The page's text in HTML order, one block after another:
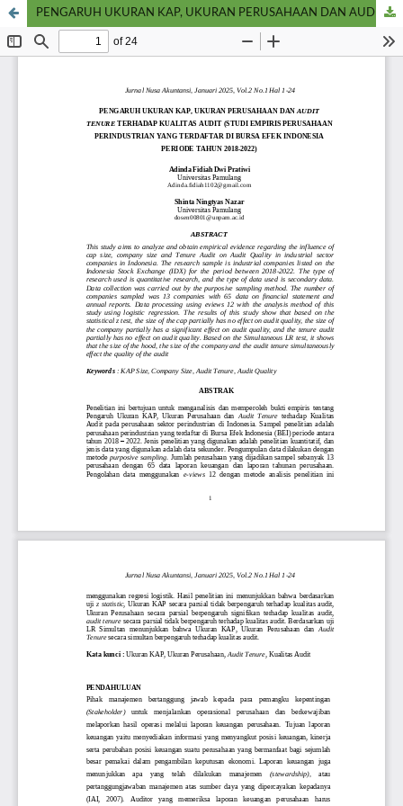
PENGARUH UKURAN KAP, UKURAN PERUSAHAAN DAN AUDIT TENURE TERHADAP KUALITAS AUDIT (STUDI EMPIRIS PERUSAHAAN PERINDUSTRIAN YANG TERDAFTAR DI BURSA EFEK INDONESIA PERIODE TAHUN 2018-2022)